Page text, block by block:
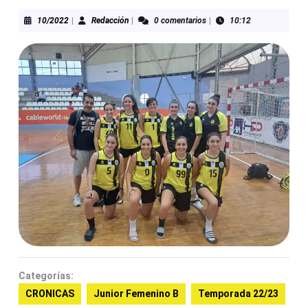
10/202210/2022RedacciónRedacción0 comentarios 10:12
Categorías:
CRONICAS
Junior Femenino B Temporada 22/23